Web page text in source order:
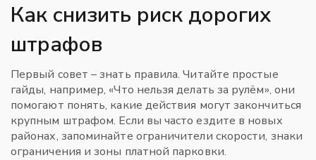
Как снизить риск дорогих
штрафов
Первый совет – знать правила. Читайте простые
гайды, например, «Что нельзя делать за рулём», они
помогают понять, какие действия могут закончиться
крупным штрафом. Если вы часто ездите в новых
районах, запоминайте ограничители скорости, знаки
ограничения и зоны платной парковки.